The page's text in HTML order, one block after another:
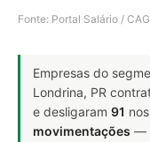
Fonte: Portal Salário /
Empresas do
Londrina, PR
e desligaram 91
movimentações —